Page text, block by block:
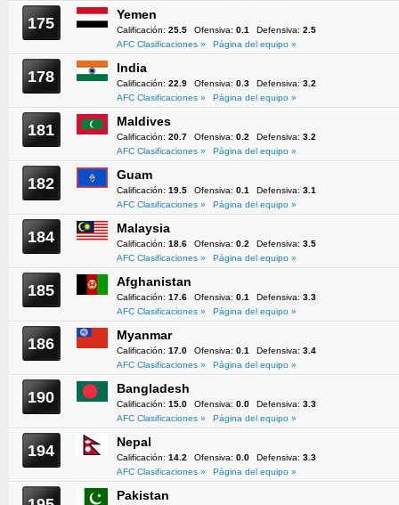
175 Yemen
Calificación: 25.5 Ofensiva: 0.1 Defensiva: 2.5
AFC Clasificaciones »
Página del equipo »
178 India
Calificación: 22.9 Ofensiva: 0.3 Defensiva: 3.2
AFC Clasificaciones »
Página del equipo »
181 Maldives
Calificación: 20.7 Ofensiva: 0.2 Defensiva: 3.2
AFC Clasificaciones »
Página del equipo »
182 Guam
Calificación: 19.5 Ofensiva: 0.1 Defensiva: 3.1
AFC Clasificaciones »
Página del equipo »
184 Malaysia
Calificación: 18.6 Ofensiva: 0.2 Defensiva: 3.5
AFC Clasificaciones »
Página del equipo »
185 Afghanistan
Calificación: 17.6 Ofensiva: 0.1 Defensiva: 3.3
AFC Clasificaciones »
Página del equipo »
186 Myanmar
Calificación: 17.0 Ofensiva: 0.1 Defensiva: 3.4
AFC Clasificaciones »
Página del equipo »
190 Bangladesh
Calificación: 15.0 Ofensiva: 0.0 Defensiva: 3.3
AFC Clasificaciones »
Página del equipo »
194 Nepal
Calificación: 14.2 Ofensiva: 0.0 Defensiva: 3.3
AFC Clasificaciones »
Página del equipo »
Pakistan